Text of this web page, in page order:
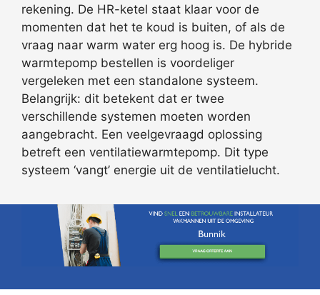
rekening. De HR-ketel staat klaar voor de
momenten dat het te koud is buiten, of als de
vraag naar warm water erg hoog is. De hybride
warmtepomp bestellen is voordeliger
vergeleken met een standalone systeem.
Belangrijk: dit betekent dat er twee
verschillende systemen moeten worden
aangebracht. Een veelgevraagd oplossing
betreft een ventilatiewarmtepomp. Dit type
systeem ‘vangt’ energie uit de ventilatielucht.